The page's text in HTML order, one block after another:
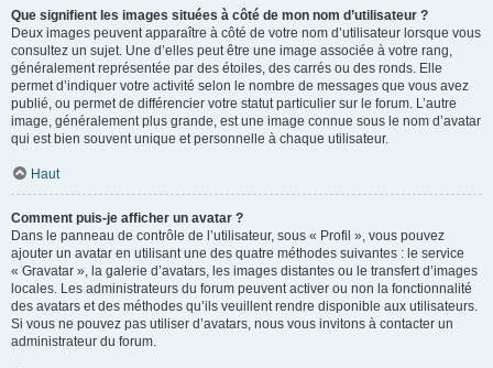
Que signifient les images situées à côté de mon nom d’utilisateur ?
Deux images peuvent apparaître à côté de votre nom d’utilisateur lorsque vous
consultez un sujet. Une d’elles peut être une image associée à votre rang,
généralement représentée par des étoiles, des carrés ou des ronds. Elle
permet d’indiquer votre activité selon le nombre de messages que vous avez
publié, ou permet de différencier votre statut particulier sur le forum. L’autre
image, généralement plus grande, est une image connue sous le nom d’avatar
qui est bien souvent unique et personnelle à chaque utilisateur.
Haut
Comment puis-je afficher un avatar ?
Dans le panneau de contrôle de l’utilisateur, sous « Profil », vous pouvez
ajouter un avatar en utilisant une des quatre méthodes suivantes : le service
« Gravatar », la galerie d’avatars, les images distantes ou le transfert d’images
locales. Les administrateurs du forum peuvent activer ou non la fonctionnalité
des avatars et des méthodes qu’ils veuillent rendre disponible aux utilisateurs.
Si vous ne pouvez pas utiliser d’avatars, nous vous invitons à contacter un
administrateur du forum.